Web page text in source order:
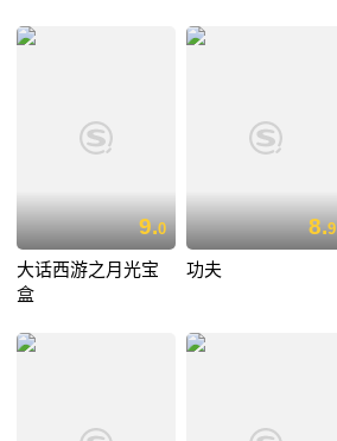
9.0
大话西游之月光宝
盒
8.9
功夫